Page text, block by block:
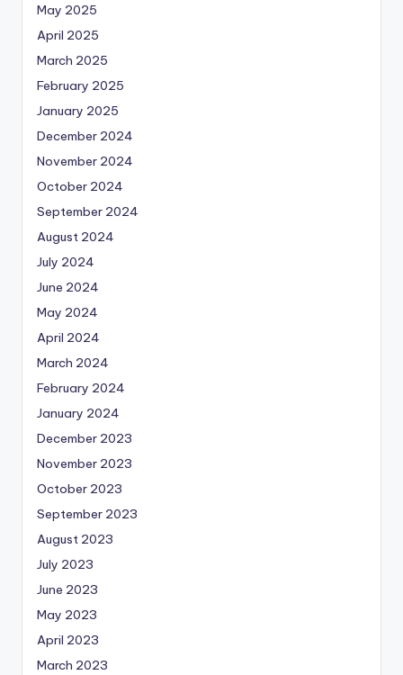
May 2025
April 2025
March 2025
February 2025
January 2025
December 2024
November 2024
October 2024
September 2024
August 2024
July 2024
June 2024
May 2024
April 2024
March 2024
February 2024
January 2024
December 2023
November 2023
October 2023
September 2023
August 2023
July 2023
June 2023
May 2023
April 2023
March 2023